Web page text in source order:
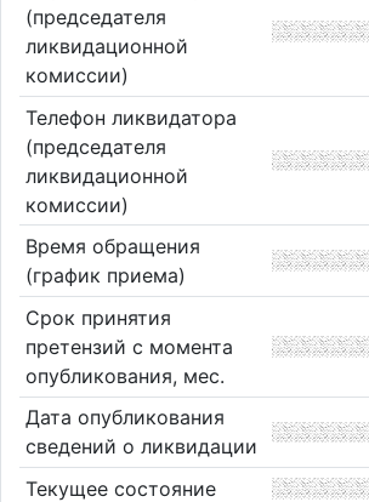
(председателя
ликвидационной
комиссии)
Телефон ликвидатора
(председателя
ликвидационной
комиссии)
Время обращения
(график приема)
Срок принятия
претензий с момента
опубликования, мес.
Дата опубликования
сведений о ликвидации
Текущее состояние